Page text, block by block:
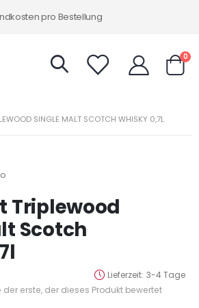
pro Bestellung
0
SINGLE MALT SCOTCH WHISKY 0,7L
Triplewood
Scotch
Lieferzeit 3-4 Tage
der erste, der dieses Produkt bewertet